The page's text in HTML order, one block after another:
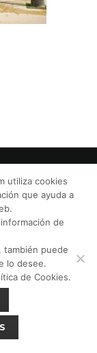
Legal|
CPM”|
utiliza cookies
que ayuda a
de
también puede
lo desee.
de Cookies.